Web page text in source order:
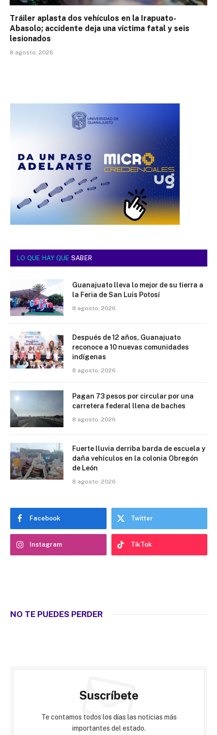
Tráiler aplasta dos vehículos en la Irapuato-
Abasolo; accidente deja una víctima fatal y seis
lesionados
8 agosto, 2026
LO QUE HAY QUE SABER
Guanajuato lleva lo mejor de su tierra a
la Feria de San Luis Potosí
8 agosto, 2026
Después de 12 años, Guanajuato
reconoce a 10 nuevas comunidades
indígenas
8 agosto, 2026
Pagan 73 pesos por circular por una
carretera federal llena de baches
8 agosto, 2026
Fuerte lluvia derriba barda de escuela y
daña vehículos en la colonia Obregón
de León
8 agosto, 2026
Facebook Twitter
Instagram TikTok
NO TE PUEDES PERDER
Suscríbete
Te contamos todos los días las noticias más
importantes del estado.